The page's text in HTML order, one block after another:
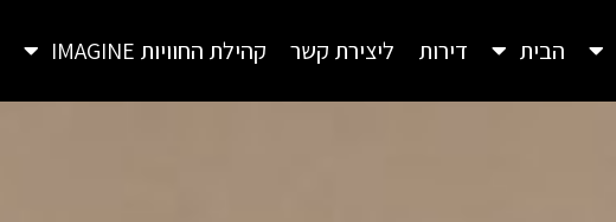
הבית דירות ליצירת קשר קהילת החוויות IMAGINE